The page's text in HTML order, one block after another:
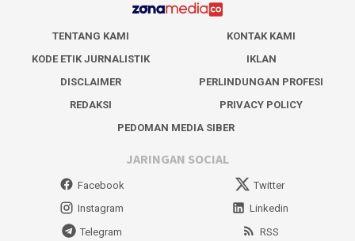
TENTANG KAMI
KONTAK KAMI
KODE ETIK JURNALISTIK
IKLAN
DISCLAIMER
PERLINDUNGAN PROFESI
REDAKSI
PRIVACY POLICY
PEDOMAN MEDIA SIBER
JARINGAN SOCIAL
Facebook
Twitter
Instagram
Linkedin
Telegram
RSS